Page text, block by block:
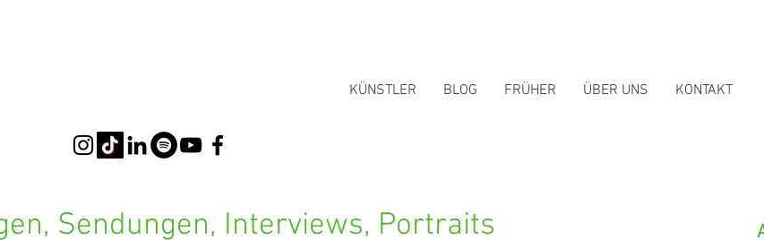
KÜNSTLER BLOG FRÜHER ÜBER UNS KONTAKT
Sendungen, Interviews, Portraits